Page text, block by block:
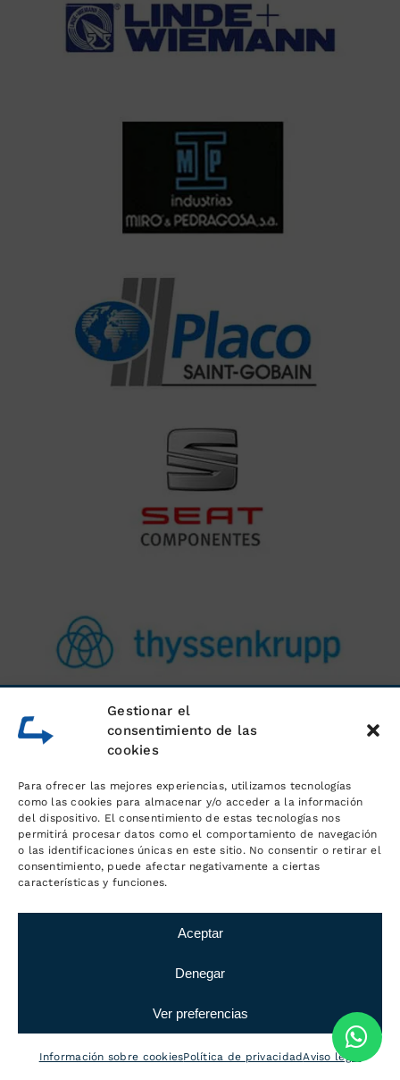
Gestionar el
consentimiento de las
cookies
Para ofrecer las mejores experiencias, utilizamos tecnologías
como las cookies para almacenar y/o acceder a la información
del dispositivo. El consentimiento de estas tecnologías nos
permitirá procesar datos como el comportamiento de navegación
o las identificaciones únicas en este sitio. No consentir o retirar el
consentimiento, puede afectar negativamente a ciertas
características y funciones.
Aceptar
Denegar
Ver preferencias
Información sobre cookiesPolítica de privacidadAviso legal